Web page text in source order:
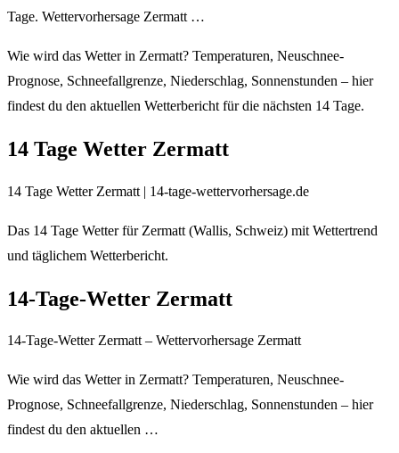
Tage. Wettervorhersage Zermatt …
Wie wird das Wetter in Zermatt? Temperaturen, Neuschnee-
Prognose, Schneefallgrenze, Niederschlag, Sonnenstunden – hier
findest du den aktuellen Wetterbericht für die nächsten 14 Tage.
14 Tage Wetter Zermatt
14 Tage Wetter Zermatt | 14-tage-wettervorhersage.de
Das 14 Tage Wetter für Zermatt (Wallis, Schweiz) mit Wettertrend
und täglichem Wetterbericht.
14-Tage-Wetter Zermatt
14-Tage-Wetter Zermatt – Wettervorhersage Zermatt
Wie wird das Wetter in Zermatt? Temperaturen, Neuschnee-
Prognose, Schneefallgrenze, Niederschlag, Sonnenstunden – hier
findest du den aktuellen …